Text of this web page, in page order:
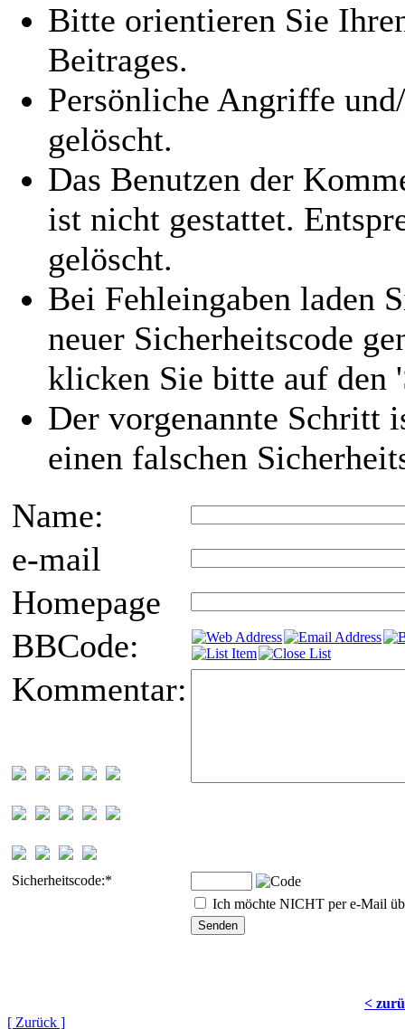
Bitte orientieren Sie
Beitrages.
Persönliche Angriffe
gelöscht.
Das Benutzen der
ist nicht gestattet.
gelöscht.
Bei Fehleingaben laden
neuer Sicherheitscode
klicken Sie bitte auf den
Der vorgenannte Schritt
einen falschen
Name:
e-mail
Homepage
BBCode:
Kommentar:
Sicherheitscode:*
Ich möchte NICHT per e-Mail
<
[ Zurück ]